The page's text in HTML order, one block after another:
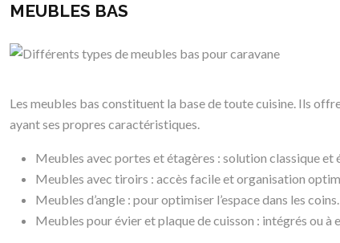
MEUBLES BAS
Les meubles bas constituent la base de toute cuisine. Ils
ayant ses propres caractéristiques.
Meubles avec portes et étagères : solution classique et
Meubles avec tiroirs : accès facile et organisation
Meubles d’angle : pour optimiser l’espace dans les coins.
Meubles pour évier et plaque de cuisson : intégrés ou à